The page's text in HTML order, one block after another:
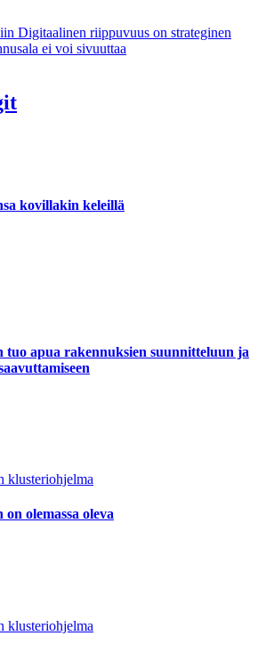
Digitaalinen riippuvuus on strateginen
ei voi sivuuttaa
kovillakin keleillä
tuo apua rakennuksien suunnitteluun ja
klusteriohjelma
olemassa oleva
klusteriohjelma